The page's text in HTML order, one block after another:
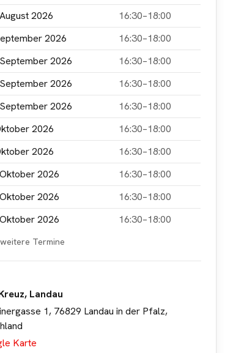
2026
16:30–18:00
2026
16:30–18:00
2026
16:30–18:00
2026
16:30–18:00
2026
16:30–18:00
2026
16:30–18:00
2026
16:30–18:00
2026
16:30–18:00
2026
16:30–18:00
2026
16:30–18:00
Termine
Landau
1, 76829 Landau in der Pfalz,
Karte